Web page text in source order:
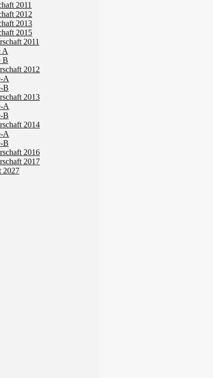
2011
2012
2013
2015
2011
A
B
2012
A
B
2013
A
B
2014
A
B
2016
2017
2027